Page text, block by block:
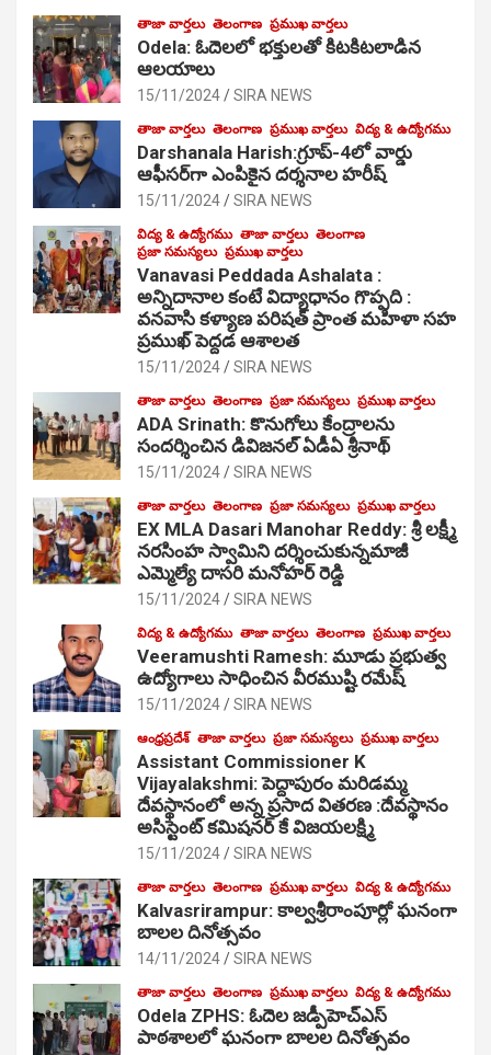
తాజా వార్తలు తెలంగాణ ప్రముఖ వార్తలు
Odela: ఓదెల‌లో భక్తులతో కిటకిటలాడిన
ఆల‌యాలు
15/11/2024 SIRA NEWS
తాజా వార్తలు తెలంగాణ ప్రముఖ వార్తలు విద్య & ఉద్యోగము
Darshanala Harish:గ్రూప్-4లో వార్డు
ఆఫీసర్‌గా ఎంపికైన దర్శనాల హరీష్
15/11/2024 SIRA NEWS
విద్య & ఉద్యోగము తాజా వార్తలు తెలంగాణ
ప్రజా సమస్యలు ప్రముఖ వార్తలు
Vanavasi Peddada Ashalata :
అన్నిదానాల కంటే విద్యాధానం గొప్పది :
వనవాసి కళ్యాణ పరిషత్ ప్రాంత మహిళా సహ
ప్రముఖ్ పెద్దడ ఆశాలత
15/11/2024 SIRA NEWS
తాజా వార్తలు తెలంగాణ ప్రజా సమస్యలు ప్రముఖ వార్తలు
ADA Srinath: కొనుగోలు కేంద్రాల‌ను
సంద‌ర్శించిన డివిజనల్ ఏడీఏ శ్రీనాథ్
15/11/2024 SIRA NEWS
తాజా వార్తలు తెలంగాణ ప్రజా సమస్యలు ప్రముఖ వార్తలు
EX MLA Dasari Manohar Reddy: శ్రీ లక్ష్మీ
నరసింహ స్వామిని దర్శించుకున్నమాజీ
ఎమ్మెల్యే దాసరి మనోహర్ రెడ్డి
15/11/2024 SIRA NEWS
విద్య & ఉద్యోగము తాజా వార్తలు తెలంగాణ ప్రముఖ వార్తలు
Veeramushti Ramesh: మూడు ప్రభుత్వ
ఉద్యోగాలు సాధించిన వీరముష్టి రమేష్
15/11/2024 SIRA NEWS
ఆంధ్రప్రదేశ్ తాజా వార్తలు ప్రజా సమస్యలు ప్రముఖ వార్తలు
Assistant Commissioner K
Vijayalakshmi: పెద్దాపురం మరిడమ్మ
దేవస్థానంలో అన్న ప్రసాద వితరణ :దేవస్థానం
అసిస్టెంట్ కమిషనర్ కే విజయలక్ష్మి
15/11/2024 SIRA NEWS
తాజా వార్తలు తెలంగాణ ప్రముఖ వార్తలు విద్య & ఉద్యోగము
Kalvasrirampur: కాల్వశ్రీరాంపూర్లో ఘనంగా
బాలల దినోత్సవం
14/11/2024 SIRA NEWS
తాజా వార్తలు తెలంగాణ ప్రముఖ వార్తలు విద్య & ఉద్యోగము
Odela ZPHS: ఓదెల జ‌డ్పీహెచ్ఎస్
పాఠ‌శాల‌లో ఘనంగా బాలల దినోత్సవం